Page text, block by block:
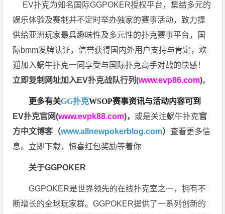
EV扑克为知名国际GGPOKER授权平台，集结多元的
娱乐体验及赛制并不定时举办独家的赛事活动，致力提
供给亚洲玩家最具趣味性及多元性的扑克赛事平台，国
际bmm发牌认证，信誉获得国内外用户支持与肯定，欢
迎加入蜗牛扑克一同享受与国际扑克高手对战的快感！
立即复制网址加入EV扑克战队行列(www.evp86.com)。
更多有关GG扑克WSOP赛事资讯与活动内容可到
EV扑克官网(www.evpk88.com)， 或是关注蜗牛扑克官
方中文博客（www.allnewpokerblog.com）查看更多信
息。立即下载，惊喜红包奖励等着你
关于GGPOKER
GGPOKER是世界领先的在线扑克室之一，拥有不
断增长的全球玩家群。GGPOKER提供了一系列创新的